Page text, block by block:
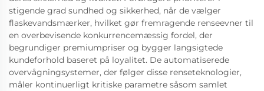
stigende grad sundhed og sikkerhed, når de vælger
flaskevandsmærker, hvilket gør fremragende renseevner til
en overbevisende konkurrencemæssig fordel, der
begrundiger premiumpriser og bygger langsigtede
kundeforhold baseret på loyalitet. De automatiserede
overvågningsystemer, der følger disse renseteknologier,
måler kontinuerligt kritiske parametre såsom samlet